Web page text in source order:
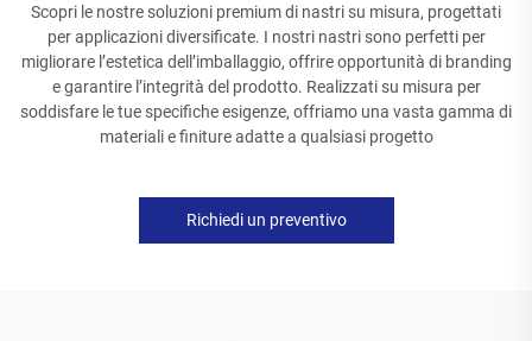
Scopri le nostre soluzioni premium di nastri su misura, progettati
per applicazioni diversificate. I nostri nastri sono perfetti per
migliorare l’estetica dell’imballaggio, offrire opportunità di branding
e garantire l’integrità del prodotto. Realizzati su misura per
soddisfare le tue specifiche esigenze, offriamo una vasta gamma di
materiali e finiture adatte a qualsiasi progetto
Richiedi un preventivo